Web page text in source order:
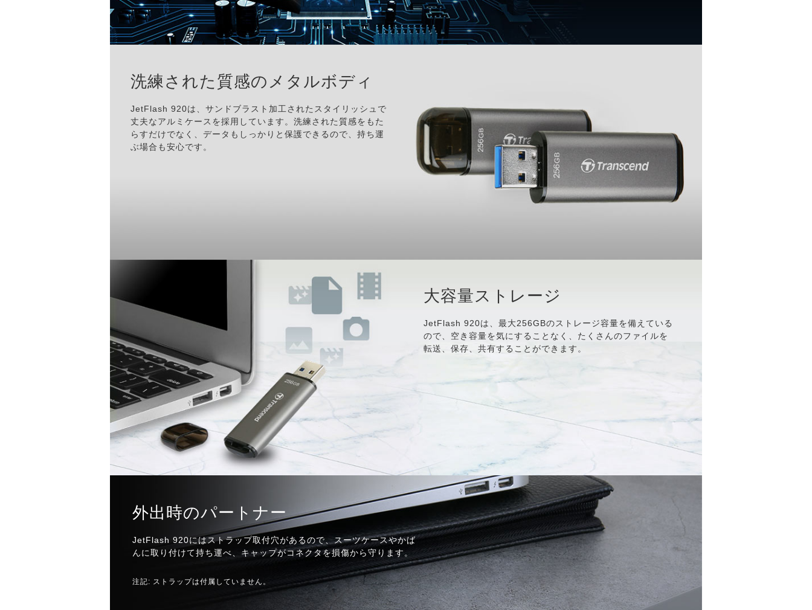
洗練された質感のメタルボディ
JetFlash 920は、サンドブラスト加工されたスタイリッシュで
丈夫なアルミケースを採用しています。洗練された質感をもた
らすだけでなく、データもしっかりと保護できるので、持ち運
ぶ場合も安心です。
大容量ストレージ
JetFlash 920は、最大256GBのストレージ容量を備えている
ので、空き容量を気にすることなく、たくさんのファイルを
転送、保存、共有することができます。
外出時のパートナー
JetFlash 920にはストラップ取付穴があるので、スーツケースやかば
んに取り付けて持ち運べ、キャップがコネクタを損傷から守ります。
注記: ストラップは付属していません。